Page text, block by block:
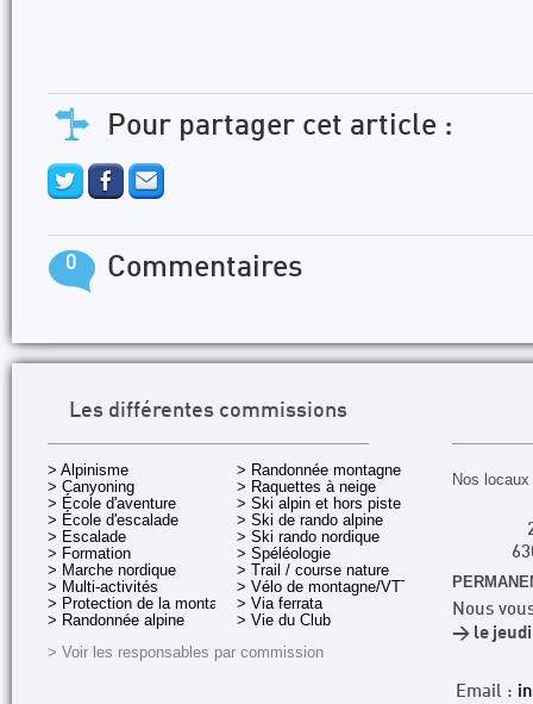
Pour partager cet article :
0 Commentaires
Les différentes commissions
> Alpinisme
> Canyoning
> École d'aventure
> École d'escalade
> Escalade
> Formation
> Marche nordique
> Multi-activités
> Protection de la montagne
> Randonnée alpine
> Randonnée montagne
> Raquettes à neige
> Ski alpin et hors piste
> Ski de rando alpine
> Ski rando nordique
> Spéléologie
> Trail / course nature
> Vélo de montagne/VTT
> Via ferrata
> Vie du Club
> Voir les responsables par commission
Nos
Nous
> le jeudi
Email :